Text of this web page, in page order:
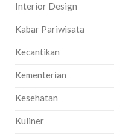
Interior Design
Kabar Pariwisata
Kecantikan
Kementerian
Kesehatan
Kuliner